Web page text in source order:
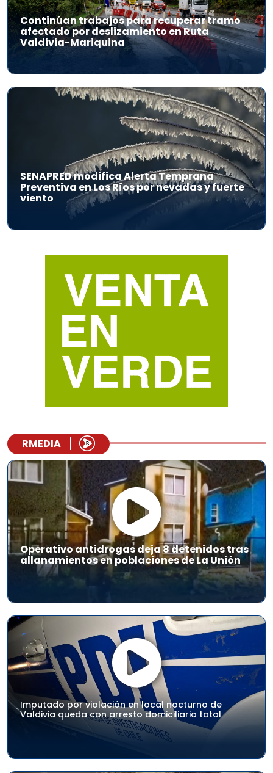
Continúan trabajos para recuperar tramo
afectado por deslizamiento en Ruta
Valdivia-Mariquina
SENAPRED modifica Alerta Temprana
Preventiva en Los Ríos por nevadas y fuerte
viento
RMEDIA
Operativo antidrogas deja 8 detenidos tras
allanamientos en poblaciones de La Unión
Imputado por violación en local nocturno de
Valdivia queda con arresto domiciliario total